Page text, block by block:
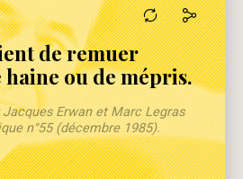
de remuer
haine ou de mépris.
Erwan et Marc Legras
n°55 (décembre 1985).